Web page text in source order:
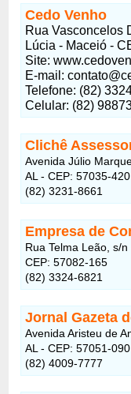
Cedo Venho
Rua Vasconcelos
Lúcia - Maceió -
Site:
E-mail:
Telefone: (82)
Celular: (82)
Clichê
Avenida Júlio
AL - CEP: 57035-420
(82) 3231-8661
Empresa de
Rua Telma Leão, s/
CEP: 57082-165
(82) 3324-6821
Jornal Gazeta
Avenida Aristeu de
AL - CEP: 57051-090
(82) 4009-7777